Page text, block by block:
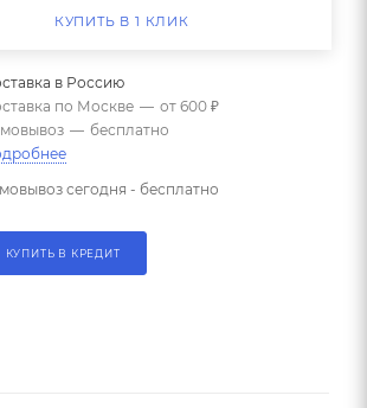
КУПИТЬ В 1 КЛИК
в Россию
по Москве — от 600 ₽
— бесплатно
сегодня - бесплатно
КУПИТЬ В КРЕДИТ